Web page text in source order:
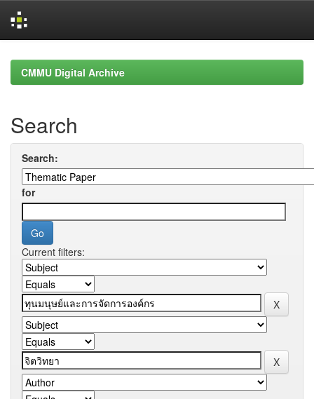
navigationCMMU Digital Archive
Search
Search:
for
Current filters: